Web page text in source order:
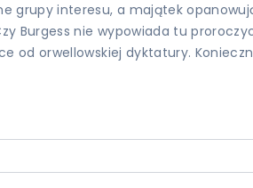
grupy interesu, a majątek
Burgess nie wypowiada tu
od orwellowskiej dyktatury.